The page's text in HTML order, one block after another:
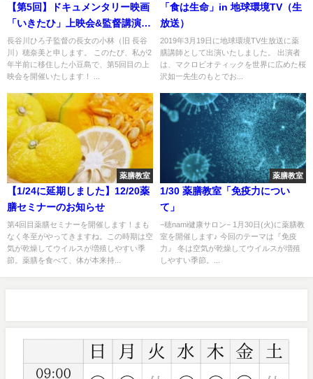
【第5回】ドキュメンタリー映画
「いきたひ」上映会&監督講演会
in小豆島
長谷川ひろ子監督の長女の小林（旧 長谷
川）穂奈美と申します。 このたび、私が2
年半前に移住した小豆島で、第5回目の上
映会を開催いたします！ ...
「食は生命」in 地球環境TV（生
放送）
2019年3月19日に地球環境TV生放送に薬
膳講師として出演いたしました。 出演者
は、マクロビオティックを世界に広めた桜
沢如一先生のもとでお...
薬膳教室
【1/24に延期しました】12/20薬
膳セミナーのお知らせ
第4回目薬膳セミナーを開催します！まも
なく冬至がやってきますね。この時期は空
気が乾燥してウイルスが増殖しやすい季
節。薬膳を食べて、体が本来持...
薬膳教室
1/30 薬膳教室「免疫力につい
て」
−穂nami健康サロン− 1月30日(火)に薬膳教
室を開催します♪ 今回のテーマは『免疫
力』 冬は空気が乾燥してウイルスが増殖
しやすい季節。...